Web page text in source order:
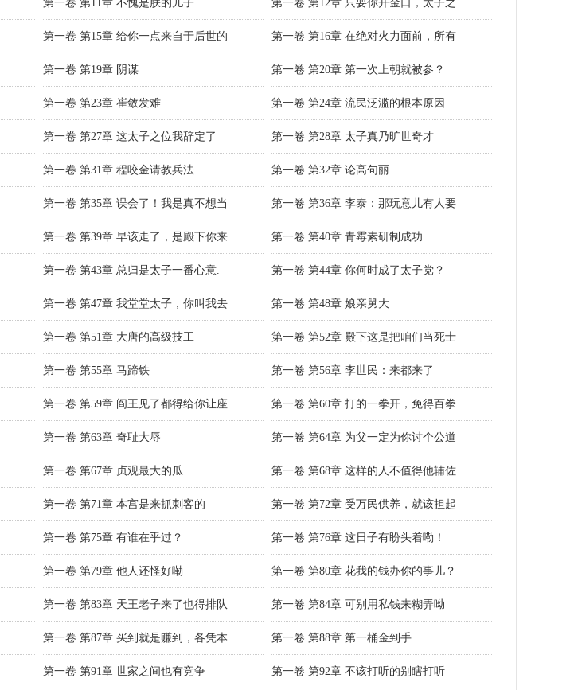
第一卷 第11章 不愧是朕的儿子 第一卷 第12章 只要你开金口，太子之
第一卷 第15章 给你一点来自于后世的 第一卷 第16章 在绝对火力面前，所有
第一卷 第19章 阴谋 第一卷 第20章 第一次上朝就被参？
第一卷 第23章 崔敛发难 第一卷 第24章 流民泛滥的根本原因
第一卷 第27章 这太子之位我辞定了 第一卷 第28章 太子真乃旷世奇才
第一卷 第31章 程咬金请教兵法 第一卷 第32章 论高句丽
第一卷 第35章 误会了！我是真不想当 第一卷 第36章 李泰：那玩意儿有人要
第一卷 第39章 早该走了，是殿下你来 第一卷 第40章 青霉素研制成功
第一卷 第43章 总归是太子一番心意. 第一卷 第44章 你何时成了太子党？
第一卷 第47章 我堂堂太子，你叫我去 第一卷 第48章 娘亲舅大
第一卷 第51章 大唐的高级技工 第一卷 第52章 殿下这是把咱们当死士
第一卷 第55章 马蹄铁 第一卷 第56章 李世民：来都来了
第一卷 第59章 阎王见了都得给你让座 第一卷 第60章 打的一拳开，免得百拳
第一卷 第63章 奇耻大辱 第一卷 第64章 为父一定为你讨个公道
第一卷 第67章 贞观最大的瓜 第一卷 第68章 这样的人不值得他辅佐
第一卷 第71章 本宫是来抓刺客的 第一卷 第72章 受万民供养，就该担起
第一卷 第75章 有谁在乎过？ 第一卷 第76章 这日子有盼头着嘞！
第一卷 第79章 他人还怪好嘞 第一卷 第80章 花我的钱办你的事儿？
第一卷 第83章 天王老子来了也得排队 第一卷 第84章 可别用私钱来糊弄呦
第一卷 第87章 买到就是赚到，各凭本 第一卷 第88章 第一桶金到手
第一卷 第91章 世家之间也有竞争 第一卷 第92章 不该打听的别瞎打听